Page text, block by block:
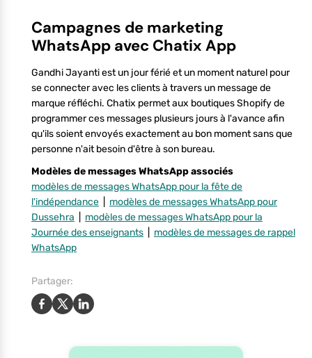
Campagnes de marketing
WhatsApp avec Chatix App
Gandhi Jayanti est un jour férié et un moment naturel pour
se connecter avec les clients à travers un message de
marque réfléchi. Chatix permet aux boutiques Shopify de
programmer ces messages plusieurs jours à l'avance afin
qu'ils soient envoyés exactement au bon moment sans que
personne n'ait besoin d'être à son bureau.
Modèles de messages WhatsApp associés
modèles de messages WhatsApp pour la fête de
l'indépendance
modèles de messages WhatsApp pour
Dussehra
modèles de messages WhatsApp pour la
Journée des enseignants
modèles de messages de rappel
WhatsApp
Partager: